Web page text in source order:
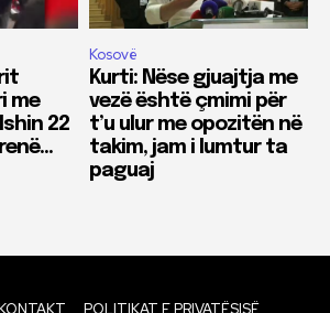
me
22
Kosovë
Kurti: Nëse gjuajtja me
vezë është çmimi për
t’u ulur me opozitën në
takim, jam i lumtur ta
paguaj
POLITIKAT E PRIVATËSISË